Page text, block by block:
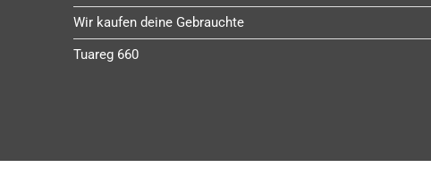
Wir kaufen deine Gebrauchte
Tuareg 660